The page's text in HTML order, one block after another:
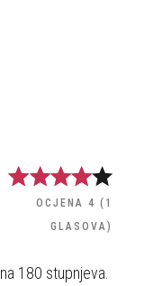
OCJENA 4 ( 1
GLASOVA)
180 stupnjeva.